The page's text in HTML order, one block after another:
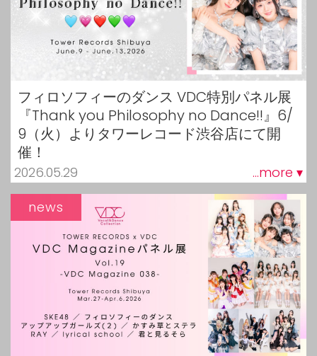
フィロソフィーのダンス VDC特別パネル展
『Thank you Philosophy no Dance!!』6/
9（火）よりタワーレコード渋谷店にて開
催！
2026.05.29 ...more ▾
news